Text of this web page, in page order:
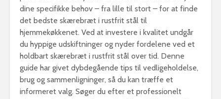
dine specifikke behov – fra lille til stort – for at finde
det bedste skærebræt i rustfrit stål til
hjemmekøkkenet. Ved at investere i kvalitet undgår
du hyppige udskiftninger og nyder fordelene ved et
holdbart skærebræt i rustfrit stål over tid. Denne
guide har givet dybdegående tips til vedligeholdelse,
brug og sammenligninger, så du kan træffe et
informeret valg. Søger du efter et professionelt